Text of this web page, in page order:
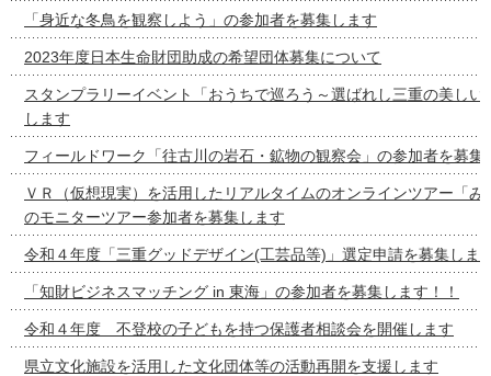
「身近な冬鳥を観察しよう」の参加者を募集します
2023年度日本生命財団助成の希望団体募集について
スタンプラリーイベント「おうちで巡ろう～選ばれし三重の美しい
します
フィールドワーク「往古川の岩石・鉱物の観察会」の参加者を募集
ＶＲ（仮想現実）を活用したリアルタイムのオンラインツアー「み
のモニターツアー参加者を募集します
令和４年度「三重グッドデザイン(工芸品等)」選定申請を募集しま
「知財ビジネスマッチング in 東海」の参加者を募集します！！
令和４年度 不登校の子どもを持つ保護者相談会を開催します
県立文化施設を活用した文化団体等の活動再開を支援します